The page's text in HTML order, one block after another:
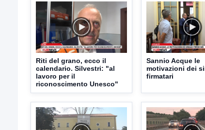
Riti del grano, ecco il
calendario. Silvestri: "al
lavoro per il
riconoscimento Unesco"
Sannio Acque le
motivazioni dei
firmatari